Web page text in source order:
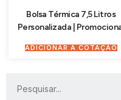
Bolsa Térmica 7,5 Litros
Personalizada |
ADICIONAR À COTAÇÃO